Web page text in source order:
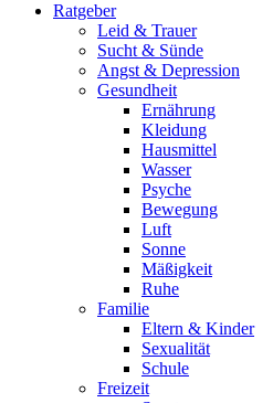
Ratgeber
Leid & Trauer
Sucht & Sünde
Angst & Depression
Gesundheit
Ernährung
Kleidung
Hausmittel
Wasser
Psyche
Bewegung
Luft
Sonne
Mäßigkeit
Ruhe
Familie
Eltern & Kinder
Sexualität
Schule
Freizeit